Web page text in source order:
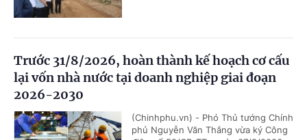
Trước 31/8/2026, hoàn thành kế hoạch cơ cấu
lại vốn nhà nước tại doanh nghiệp giai đoạn
2026-2030
(Chinhphu.vn) - Phó Thủ tướng Chính
phủ Nguyễn Văn Thắng vừa ký Công